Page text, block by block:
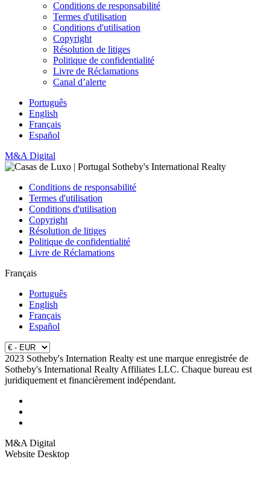
Conditions de responsabilité
Termes d'utilisation
Conditions d'utilisation
Copyright
Résolution de litiges
Politique de confidentialité
Livre de Réclamations
Canal d’alerte
Português
English
Français
Español
M&A Digital
Conditions de responsabilité
Termes d'utilisation
Conditions d'utilisation
Copyright
Résolution de litiges
Politique de confidentialité
Livre de Réclamations
Français
Português
English
Français
Español
2023 Sotheby's Internation Realty est une marque enregistrée de
Sotheby's International Realty Affiliates LLC. Chaque bureau est
juridiquement et financièrement indépendant.
M&A Digital
Website Desktop